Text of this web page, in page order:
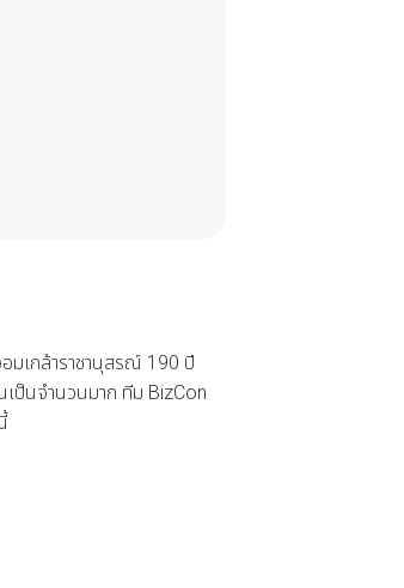
มเกล้าราชานุสรณ์ 190 ปี
ป็นจำนวนมาก ทีม BizCon